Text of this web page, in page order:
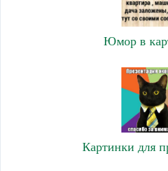
Юмор в
Картинки для